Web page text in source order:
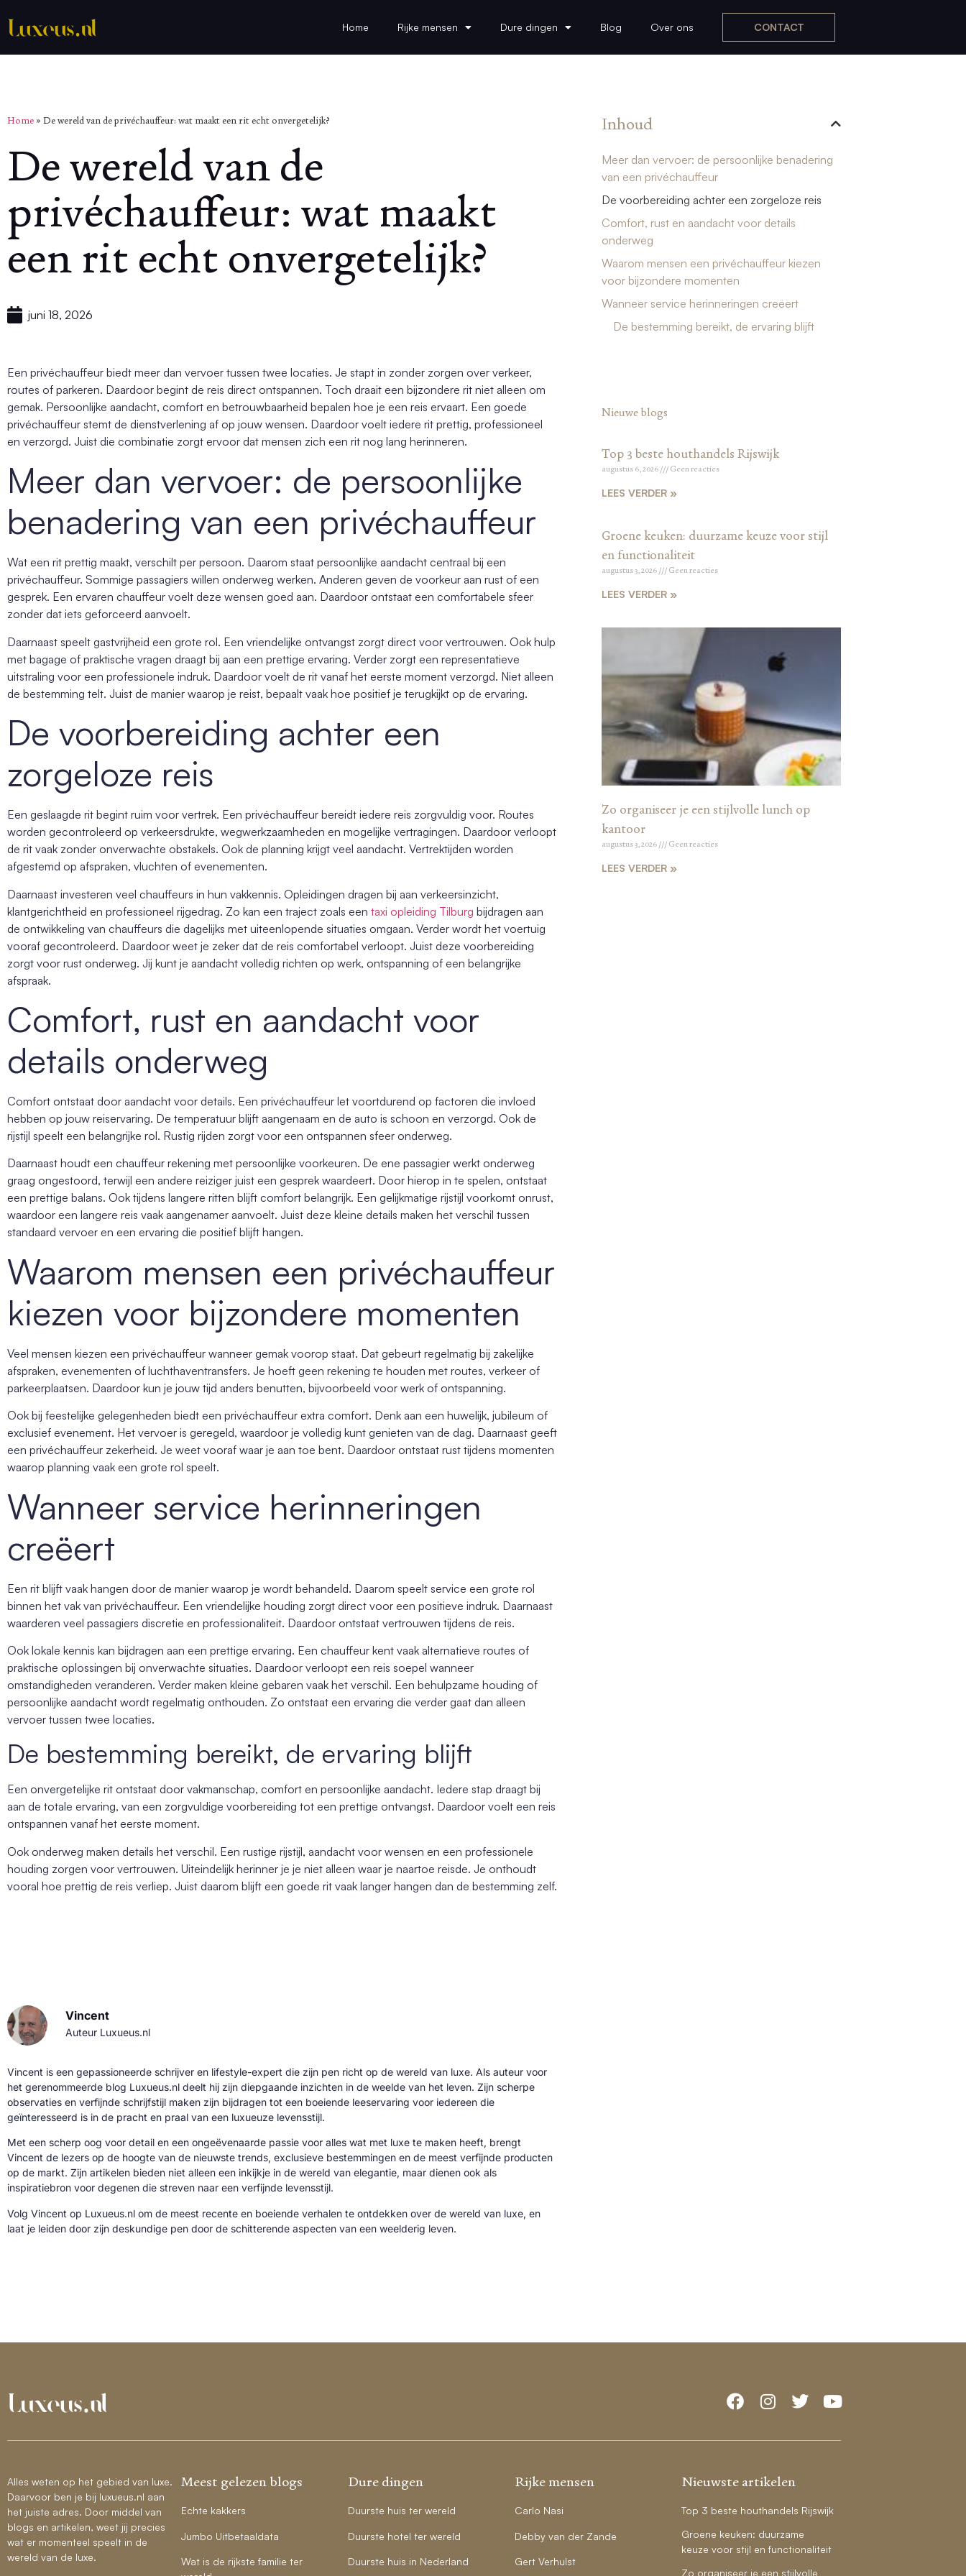
Home Rijke mensen Dure dingen Blog Over ons CONTACT
Home » De wereld van de privéchauffeur: wat maakt een rit echt onvergetelijk?
De wereld van de
privéchauffeur: wat maakt
een rit echt onvergetelijk?
juni 18, 2026
Een privéchauffeur biedt meer dan vervoer tussen twee locaties. Je stapt in zonder zorgen over verkeer,
routes of parkeren. Daardoor begint de reis direct ontspannen. Toch draait een bijzondere rit niet alleen om
gemak. Persoonlijke aandacht, comfort en betrouwbaarheid bepalen hoe je een reis ervaart. Een goede
privéchauffeur stemt de dienstverlening af op jouw wensen. Daardoor voelt iedere rit prettig, professioneel
en verzorgd. Juist die combinatie zorgt ervoor dat mensen zich een rit nog lang herinneren.
Meer dan vervoer: de persoonlijke
benadering van een privéchauffeur
Wat een rit prettig maakt, verschilt per persoon. Daarom staat persoonlijke aandacht centraal bij een
privéchauffeur. Sommige passagiers willen onderweg werken. Anderen geven de voorkeur aan rust of een
gesprek. Een ervaren chauffeur voelt deze wensen goed aan. Daardoor ontstaat een comfortabele sfeer
zonder dat iets geforceerd aanvoelt.
Daarnaast speelt gastvrijheid een grote rol. Een vriendelijke ontvangst zorgt direct voor vertrouwen. Ook hulp
met bagage of praktische vragen draagt bij aan een prettige ervaring. Verder zorgt een representatieve
uitstraling voor een professionele indruk. Daardoor voelt de rit vanaf het eerste moment verzorgd. Niet alleen
de bestemming telt. Juist de manier waarop je reist, bepaalt vaak hoe positief je terugkijkt op de ervaring.
De voorbereiding achter een
zorgeloze reis
Een geslaagde rit begint ruim voor vertrek. Een privéchauffeur bereidt iedere reis zorgvuldig voor. Routes
worden gecontroleerd op verkeersdrukte, wegwerkzaamheden en mogelijke vertragingen. Daardoor verloopt
de rit vaak zonder onverwachte obstakels. Ook de planning krijgt veel aandacht. Vertrektijden worden
afgestemd op afspraken, vluchten of evenementen.
Daarnaast investeren veel chauffeurs in hun vakkennis. Opleidingen dragen bij aan verkeersinzicht,
klantgerichtheid en professioneel rijgedrag. Zo kan een traject zoals een taxi opleiding Tilburg bijdragen aan
de ontwikkeling van chauffeurs die dagelijks met uiteenlopende situaties omgaan. Verder wordt het voertuig
vooraf gecontroleerd. Daardoor weet je zeker dat de reis comfortabel verloopt. Juist deze voorbereiding
zorgt voor rust onderweg. Jij kunt je aandacht volledig richten op werk, ontspanning of een belangrijke
afspraak.
Comfort, rust en aandacht voor
details onderweg
Comfort ontstaat door aandacht voor details. Een privéchauffeur let voortdurend op factoren die invloed
hebben op jouw reiservaring. De temperatuur blijft aangenaam en de auto is schoon en verzorgd. Ook de
rijstijl speelt een belangrijke rol. Rustig rijden zorgt voor een ontspannen sfeer onderweg.
Daarnaast houdt een chauffeur rekening met persoonlijke voorkeuren. De ene passagier werkt onderweg
graag ongestoord, terwijl een andere reiziger juist een gesprek waardeert. Door hierop in te spelen, ontstaat
een prettige balans. Ook tijdens langere ritten blijft comfort belangrijk. Een gelijkmatige rijstijl voorkomt onrust,
waardoor een langere reis vaak aangenamer aanvoelt. Juist deze kleine details maken het verschil tussen
standaard vervoer en een ervaring die positief blijft hangen.
Waarom mensen een privéchauffeur
kiezen voor bijzondere momenten
Veel mensen kiezen een privéchauffeur wanneer gemak voorop staat. Dat gebeurt regelmatig bij zakelijke
afspraken, evenementen of luchthaventransfers. Je hoeft geen rekening te houden met routes, verkeer of
parkeerplaatsen. Daardoor kun je jouw tijd anders benutten, bijvoorbeeld voor werk of ontspanning.
Ook bij feestelijke gelegenheden biedt een privéchauffeur extra comfort. Denk aan een huwelijk, jubileum of
exclusief evenement. Het vervoer is geregeld, waardoor je volledig kunt genieten van de dag. Daarnaast geeft
een privéchauffeur zekerheid. Je weet vooraf waar je aan toe bent. Daardoor ontstaat rust tijdens momenten
waarop planning vaak een grote rol speelt.
Wanneer service herinneringen
creëert
Een rit blijft vaak hangen door de manier waarop je wordt behandeld. Daarom speelt service een grote rol
binnen het vak van privéchauffeur. Een vriendelijke houding zorgt direct voor een positieve indruk. Daarnaast
waarderen veel passagiers discretie en professionaliteit. Daardoor ontstaat vertrouwen tijdens de reis.
Ook lokale kennis kan bijdragen aan een prettige ervaring. Een chauffeur kent vaak alternatieve routes of
praktische oplossingen bij onverwachte situaties. Daardoor verloopt een reis soepel wanneer
omstandigheden veranderen. Verder maken kleine gebaren vaak het verschil. Een behulpzame houding of
persoonlijke aandacht wordt regelmatig onthouden. Zo ontstaat een ervaring die verder gaat dan alleen
vervoer tussen twee locaties.
De bestemming bereikt, de ervaring blijft
Een onvergetelijke rit ontstaat door vakmanschap, comfort en persoonlijke aandacht. Iedere stap draagt bij
aan de totale ervaring, van een zorgvuldige voorbereiding tot een prettige ontvangst. Daardoor voelt een reis
ontspannen vanaf het eerste moment.
Ook onderweg maken details het verschil. Een rustige rijstijl, aandacht voor wensen en een professionele
houding zorgen voor vertrouwen. Uiteindelijk herinner je je niet alleen waar je naartoe reisde. Je onthoudt
vooral hoe prettig de reis verliep. Juist daarom blijft een goede rit vaak langer hangen dan de bestemming zelf.
Vincent
Auteur Luxueus.nl
Vincent is een gepassioneerde schrijver en lifestyle-expert die zijn pen richt op de wereld van luxe. Als auteur voor
het gerenommeerde blog Luxueus.nl deelt hij zijn diepgaande inzichten in de weelde van het leven. Zijn scherpe
observaties en verfijnde schrijfstijl maken zijn bijdragen tot een boeiende leeservaring voor iedereen die
geïnteresseerd is in de pracht en praal van een luxueuze levensstijl.
Met een scherp oog voor detail en een ongeëvenaarde passie voor alles wat met luxe te maken heeft, brengt
Vincent de lezers op de hoogte van de nieuwste trends, exclusieve bestemmingen en de meest verfijnde producten
op de markt. Zijn artikelen bieden niet alleen een inkijkje in de wereld van elegantie, maar dienen ook als
inspiratiebron voor degenen die streven naar een verfijnde levensstijl.
Volg Vincent op Luxueus.nl om de meest recente en boeiende verhalen te ontdekken over de wereld van luxe, en
laat je leiden door zijn deskundige pen door de schitterende aspecten van een weelderig leven.
Inhoud
Meer dan vervoer: de persoonlijke benadering
van een privéchauffeur
De voorbereiding achter een zorgeloze reis
Comfort, rust en aandacht voor details
onderweg
Waarom mensen een privéchauffeur kiezen
voor bijzondere momenten
Wanneer service herinneringen creëert
De bestemming bereikt, de ervaring blijft
Nieuwe blogs
Top 3 beste houthandels Rijswijk
augustus 6, 2026 Geen reacties
LEES VERDER »
Groene keuken: duurzame keuze voor stijl
en functionaliteit
augustus 3, 2026 Geen reacties
LEES VERDER »
Zo organiseer je een stijlvolle lunch op
kantoor
augustus 3, 2026 Geen reacties
LEES VERDER »
Alles weten op het gebied van luxe.
Daarvoor ben je bij luxueus.nl aan
het juiste adres. Door middel van
blogs en artikelen, weet jij precies
wat er momenteel speelt in de
wereld van de luxe.
Meest gelezen blogs
Echte kakkers
Jumbo Uitbetaaldata
Wat is de rijkste familie ter
Dure dingen
Duurste huis ter wereld
Duurste hotel ter wereld
Duurste huis in Nederland
Rijke mensen
Carlo Nasi
Debby van der Zande
Gert Verhulst
Nieuwste artikelen
Top 3 beste houthandels Rijswijk
Groene keuken: duurzame
keuze voor stijl en functionaliteit
Zo organiseer je een stijlvolle